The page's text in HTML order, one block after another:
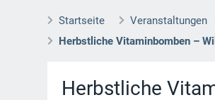
Startseite Veranstaltungen
Herbstliche Vitaminbomben –
Herbstliche